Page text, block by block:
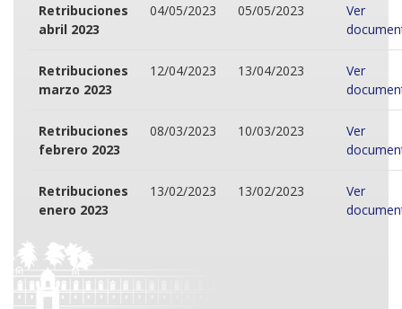
Retribuciones
abril 2023
04/05/2023 05/05/2023
Ver
Retribuciones
marzo 2023
12/04/2023 13/04/2023
Ver
Retribuciones
febrero 2023
08/03/2023 10/03/2023
Ver
Retribuciones
enero 2023
13/02/2023 13/02/2023
Ver